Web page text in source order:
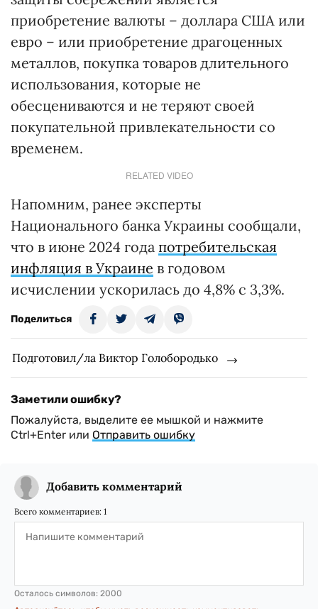
приобретение валюты – доллара США или
евро – или приобретение драгоценных
металлов, покупка товаров длительного
использования, которые не
обесцениваются и не теряют своей
покупательной привлекательности со
временем.
RELATED VIDEO
Напомним, ранее эксперты
Национального банка Украины сообщали,
что в июне 2024 года потребительская
инфляция в Украине в годовом
исчислении ускорилась до 4,8% с 3,3%.
Поделиться
Подготовил/ла Виктор Голобородько
Заметили ошибку?
Пожалуйста, выделите ее мышкой и нажмите
Ctrl+Enter или Отправить ошибку
Добавить комментарий
Всего комментариев: 1
Осталось символов: 2000